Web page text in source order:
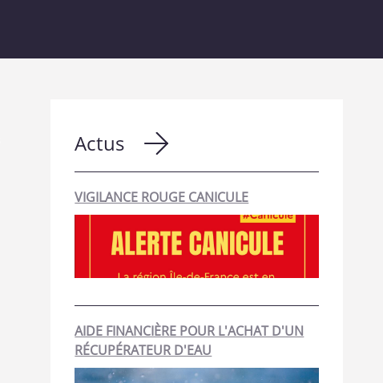
Actus
VIGILANCE ROUGE CANICULE
AIDE FINANCIÈRE POUR L'ACHAT D'UN
RÉCUPÉRATEUR D'EAU